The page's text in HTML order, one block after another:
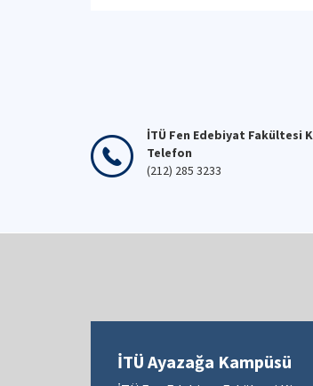
İTÜ Fen Edebiyat Fakültesi
Telefon
(212) 285 3233
İTÜ Ayazağa Kampüsü